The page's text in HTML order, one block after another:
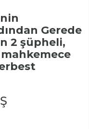
Gerede
2 şüpheli,
mahkemece